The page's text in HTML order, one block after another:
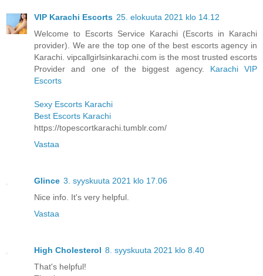
VIP Karachi Escorts 25. elokuuta 2021 klo 14.12
Welcome to Escorts Service Karachi (Escorts in Karachi
provider). We are the top one of the best escorts agency in
Karachi. vipcallgirlsinkarachi.com is the most trusted escorts
Provider and one of the biggest agency. Karachi VIP
Escorts
Sexy Escorts Karachi
Best Escorts Karachi
https://topescortkarachi.tumblr.com/
Vastaa
Glince 3. syyskuuta 2021 klo 17.06
Nice info. It's very helpful.
Vastaa
High Cholesterol 8. syyskuuta 2021 klo 8.40
That's helpful!